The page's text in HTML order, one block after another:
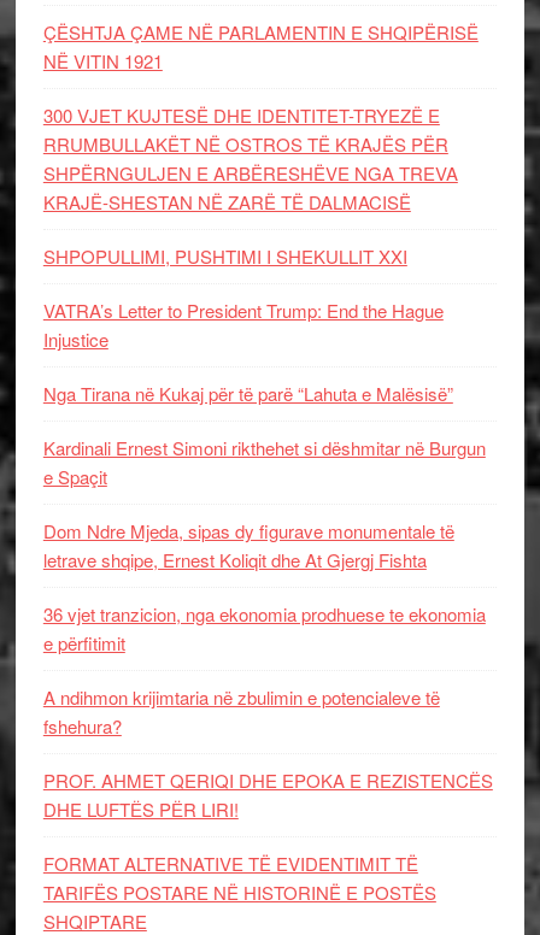
ÇËSHTJA ÇAME NË PARLAMENTIN E SHQIPËRISË
NË VITIN 1921
300 VJET KUJTESË DHE IDENTITET-TRYEZË E
RRUMBULLAKËT NË OSTROS TË KRAJËS PËR
SHPËRNGULJEN E ARBËRESHËVE NGA TREVA
KRAJË-SHESTAN NË ZARË TË DALMACISË
SHPOPULLIMI, PUSHTIMI I SHEKULLIT XXI
VATRA’s Letter to President Trump: End the Hague
Injustice
Nga Tirana në Kukaj për të parë “Lahuta e Malësisë”
Kardinali Ernest Simoni rikthehet si dëshmitar në Burgun
e Spaçit
Dom Ndre Mjeda, sipas dy figurave monumentale të
letrave shqipe, Ernest Koliqit dhe At Gjergj Fishta
36 vjet tranzicion, nga ekonomia prodhuese te ekonomia
e përfitimit
A ndihmon krijimtaria në zbulimin e potencialeve të
fshehura?
PROF. AHMET QERIQI DHE EPOKA E REZISTENCЁS
DHE LUFTЁS PЁR LIRI!
FORMAT ALTERNATIVE TË EVIDENTIMIT TË
TARIFËS POSTARE NË HISTORINË E POSTËS
SHQIPTARE